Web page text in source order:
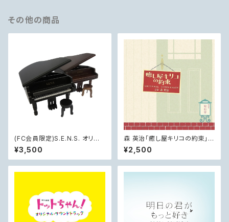
その他の商品
(FC会員限定)S.E.N.S. オリジ
ナル・ 木製ピアノ型オルゴール
(椅子付き)
¥3,500
森 英治「癒し屋キリコの約束」オ
リジナル・サウンドトラック
¥2,500